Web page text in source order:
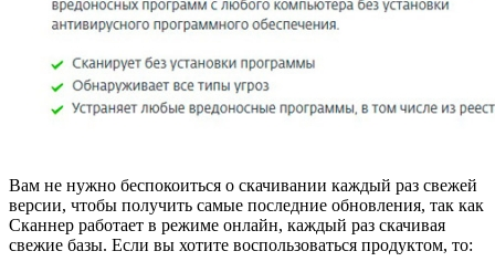
Вам не нужно беспокоиться о скачивании каждый раз свежей
версии, чтобы получить самые последние обновления, так как
Сканнер работает в режиме онлайн, каждый раз скачивая
свежие базы. Если вы хотите воспользоваться продуктом, то: